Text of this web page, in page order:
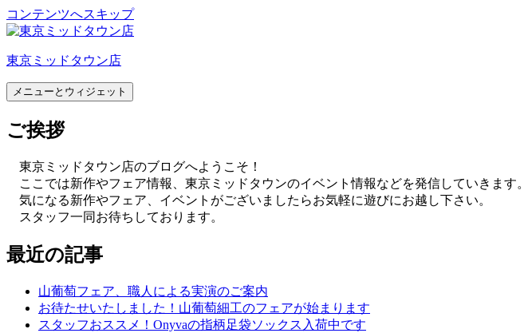
コンテンツへスキップ
東京ミッドタウン店
メニューとウィジェット
ご挨拶
東京ミッドタウン店のブログへようこそ！
ここでは新作やフェア情報、東京ミッドタウンのイベント情報などを発信していきます。
気になる新作やフェア、イベントがございましたらお気軽に遊びにお越し下さい。
スタッフ一同お待ちしております。
最近の記事
山葡萄フェア、職人による実演のご案内
お待たせいたしました！山葡萄細工のフェアが始まります
スタッフおススメ！Onyvaの指柄足袋ソックス入荷中です